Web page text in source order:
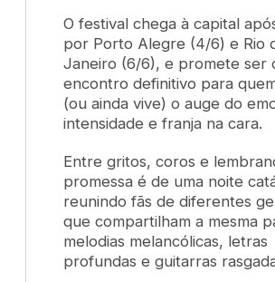
O festival chega à capital
por Porto Alegre (4/6) e Rio
Janeiro (6/6), e promete ser
encontro definitivo para
(ou ainda vive) o auge do
intensidade e franja na cara.
Entre gritos, coros e
promessa é de uma noite
reunindo fãs de diferentes
que compartilham a mesma
melodias melancólicas, letras
profundas e guitarras